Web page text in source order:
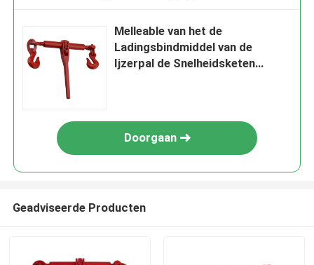
Melleable van het de
Ladingsbindmiddel van de
Ijzerpal de Snelheidsketen
Doorgaan
Geadviseerde Producten